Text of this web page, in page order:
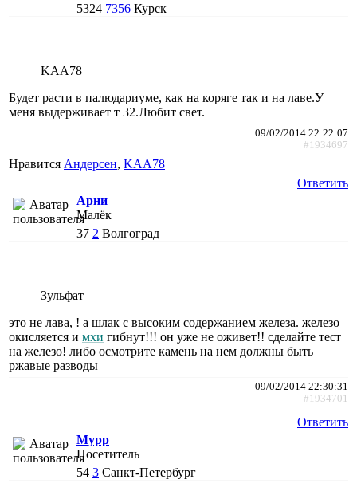
5324 7356 Курск
KAA78
Будет расти в палюдариуме, как на коряге так и на лаве.У
меня выдерживает т 32.Любит свет.
09/02/2014 22:22:07
#1934697
Нравится Андерсен, KAA78
Ответить
Арни
Малёк
37 2 Волгоград
Зульфат
это не лава, ! а шлак с высоким содержанием железа. железо
окисляется и мхи гибнут!!! он уже не оживет!! сделайте тест
на железо! либо осмотрите камень на нем должны быть
ржавые разводы
09/02/2014 22:30:31
#1934701
Ответить
Мурр
Посетитель
54 3 Санкт-Петербург